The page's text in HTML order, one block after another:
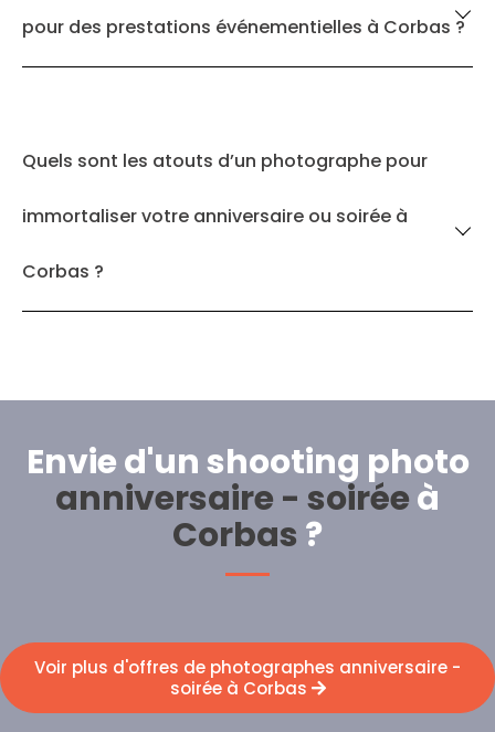
pour des prestations événementielles à Corbas ?
Quels sont les atouts d’un photographe pour
immortaliser votre anniversaire ou soirée à
Corbas ?
Envie d'un shooting photo
anniversaire - soiréeà
Corbas ?
Voir plus d'offres de photographes anniversaire -
soirée à Corbas